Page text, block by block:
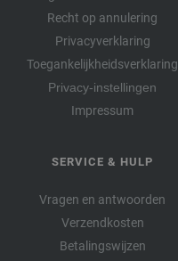
Recht op annulering
Privacyverklaring
Toegankelijkheidsverklaring
Privacy-instellingen
Impressum
SERVICE & HULP
Vragen en antwoorden
Verzendkosten
Betalingswijzen